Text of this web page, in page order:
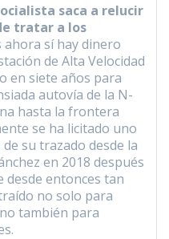
saca a relucir
tratar a los
ahora sí hay dinero
de Alta Velocidad
en siete años para
autovía de la N-
hasta la frontera
se ha licitado uno
su trazado desde la
en 2018 después
desde entonces tan
no solo para
también para